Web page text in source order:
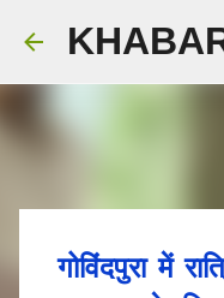
गोविंदपुरा में